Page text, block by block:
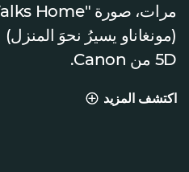
5D من Canon.
ما وراء اللقطة
اكتشف المزيد